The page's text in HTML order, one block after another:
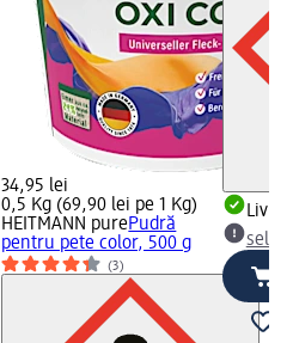
34,95 lei
0,5 Kg (69,90 lei pe 1 Kg)
HEITMANN purePudră
pentru pete color, 500 g
(3)